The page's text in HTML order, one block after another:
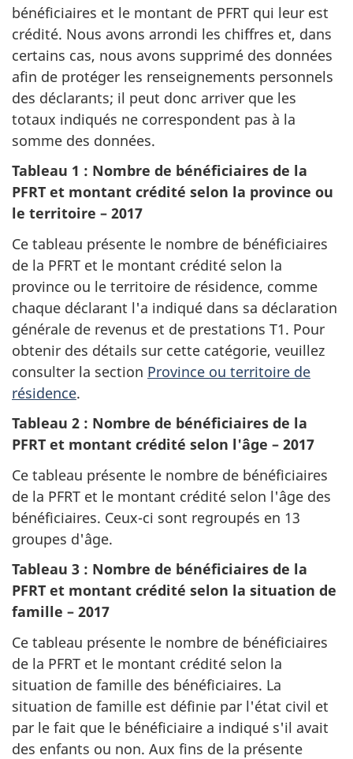
r
a
p
l
u
s
m
i
s
e
à
j
o
u
r
.
n
c
e
.
bénéficiaires et le montant de PFRT qui leur est
crédité. Nous avons arrondi les chiffres et, dans
certains cas, nous avons supprimé des données
afin de protéger les renseignements personnels
des déclarants; il peut donc arriver que les
totaux indiqués ne correspondent pas à la
somme des données.
Tableau 1 : Nombre de bénéficiaires de la
PFRT et montant crédité selon la province ou
le territoire – 2017
Ce tableau présente le nombre de bénéficiaires
de la PFRT et le montant crédité selon la
province ou le territoire de résidence, comme
chaque déclarant l'a indiqué dans sa déclaration
générale de revenus et de prestations T1. Pour
obtenir des détails sur cette catégorie, veuillez
consulter la section Province ou territoire de
résidence.
Tableau 2 : Nombre de bénéficiaires de la
PFRT et montant crédité selon l'âge – 2017
Ce tableau présente le nombre de bénéficiaires
de la PFRT et le montant crédité selon l'âge des
bénéficiaires. Ceux-ci sont regroupés en 13
groupes d'âge.
Tableau 3 : Nombre de bénéficiaires de la
PFRT et montant crédité selon la situation de
famille – 2017
Ce tableau présente le nombre de bénéficiaires
de la PFRT et le montant crédité selon la
situation de famille des bénéficiaires. La
situation de famille est définie par l'état civil et
par le fait que le bénéficiaire a indiqué s'il avait
des enfants ou non. Aux fins de la présente